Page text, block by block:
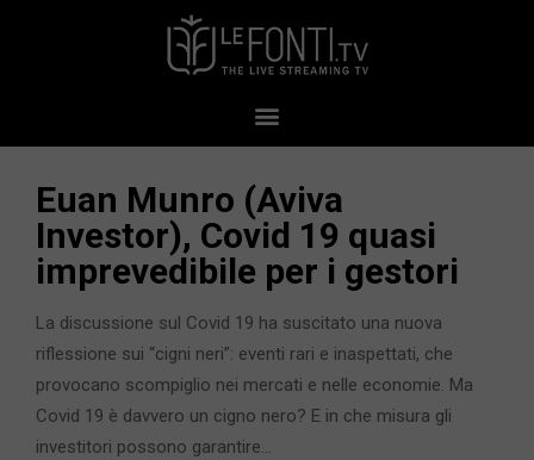
Euan Munro (Aviva
Investor), Covid 19 quasi
imprevedibile per i gestori
La discussione sul Covid 19 ha suscitato una nuova
riflessione sui “cigni neri”: eventi rari e inaspettati, che
provocano scompiglio nei mercati e nelle economie. Ma
Covid 19 è davvero un cigno nero? E in che misura gli
investitori possono garantire...